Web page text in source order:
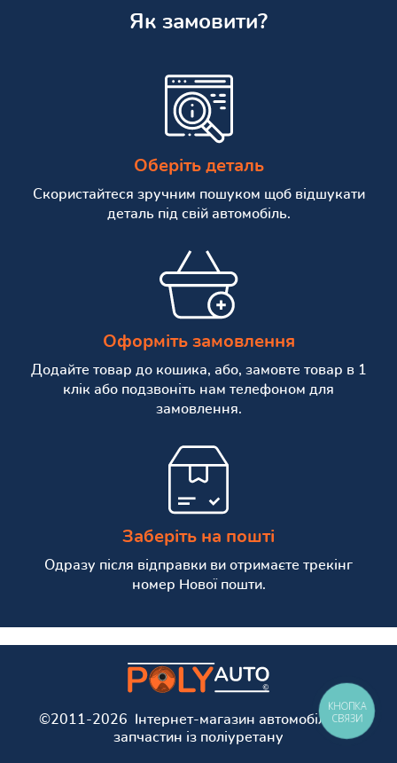
Як замовити?
Оберіть деталь
Скористайтеся зручним пошуком щоб відшукати
деталь під свій автомобіль.
Оформіть замовлення
Додайте товар до кошика, або, замовте товар в 1
клік або подзвоніть нам телефоном для
замовлення.
Заберіть на пошті
Одразу після відправки ви отримаєте трекінг
номер Нової пошти.
©2011-2026 Інтернет-магазин автомобільних
запчастин із поліуретану
КНОПКА
СВЯЗИ